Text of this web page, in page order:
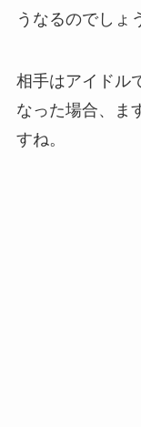
うなるのでしょ
相手はアイドル
なった場合、ま
すね。